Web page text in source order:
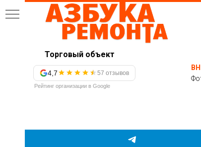
Торговый объект
4,7 57 отзывов
Рейтинг организации в Google